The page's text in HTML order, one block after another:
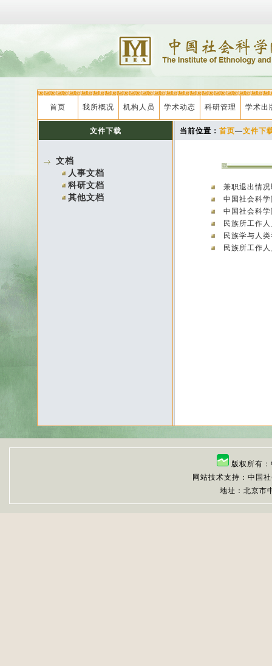
首页 我所概况 机构人员 学术动态 科研管理 学术出
文件下载
文档
人事文档
科研文档
其他文档
当前位置： 首页—文件下
兼职退出情
中国社会科
中国社会科
民族所工作
民族学与人
民族所工作
版权所有
网站技术支持：中国
地址：北京市